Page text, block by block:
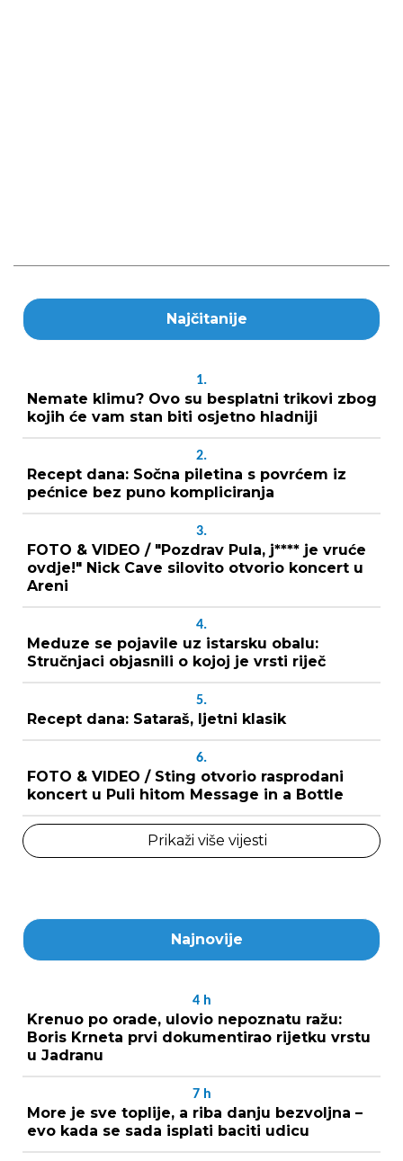
Najčitanije
1.
Nemate klimu? Ovo su besplatni trikovi zbog
kojih će vam stan biti osjetno hladniji
2.
Recept dana: Sočna piletina s povrćem iz
pećnice bez puno kompliciranja
3.
FOTO & VIDEO / "Pozdrav Pula, j**** je vruće
ovdje!" Nick Cave silovito otvorio koncert u
Areni
4.
Meduze se pojavile uz istarsku obalu:
Stručnjaci objasnili o kojoj je vrsti riječ
5.
Recept dana: Sataraš, ljetni klasik
6.
FOTO & VIDEO / Sting otvorio rasprodani
koncert u Puli hitom Message in a Bottle
Prikaži više vijesti
Najnovije
4 h
Krenuo po orade, ulovio nepoznatu ražu:
Boris Krneta prvi dokumentirao rijetku vrstu
u Jadranu
7 h
More je sve toplije, a riba danju bezvoljna –
evo kada se sada isplati baciti udicu